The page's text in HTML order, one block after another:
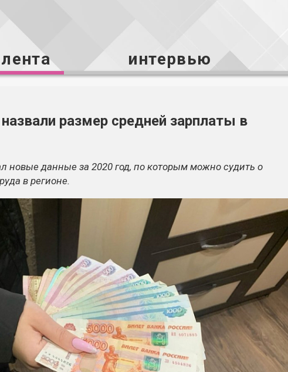
лента интервью
размер средней зарплаты в
новые данные за 2020 год, по которым можно судить о
в регионе.